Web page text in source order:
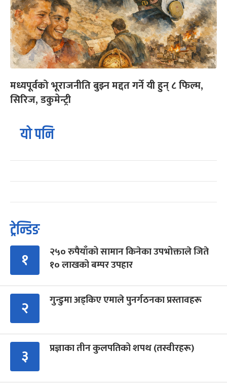
मध्यपूर्वको भूराजनीति बुझ्न मद्दत गर्ने यी हुन् ८ फिल्म,
सिरिज, डकुमेन्ट्री
यो पनि
ट्रेन्डिङ
१
२५० रुपैयाँको सामान किनेका उपभोक्ताले जिते
१० लाखको बम्पर उपहार
२ गुन्डुमा अड्किए एमाले पुनर्गठनका प्रस्तावहरू
३ प्रज्ञाका तीन कुलपतिको शपथ (तस्वीरहरू)